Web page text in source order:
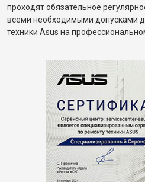
проходят обязательное
всеми необходимыми допусками
техники Asus на